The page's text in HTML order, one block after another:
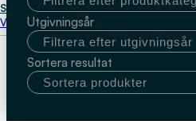
Start Mälardalens universitet
Välj kundtyp
Utgivningsår
Sortera resultat